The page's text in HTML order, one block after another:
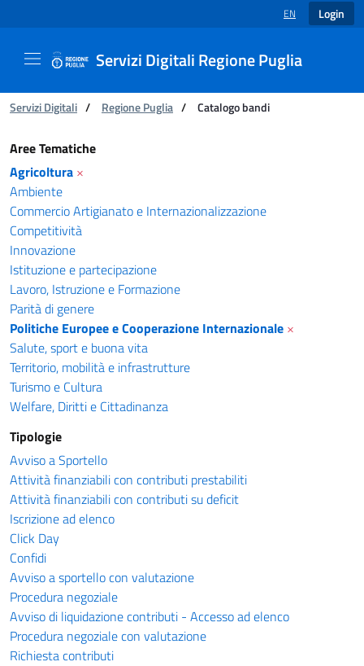
LANGUAGE
EN Login
Servizi Digitali Regione Puglia
You are:
Servizi Digitali / Regione Puglia / Catalogo bandi
Catalogo bandi - Servizi Digitali Regione
Aree Tematiche
Agricoltura ×
Ambiente
Commercio Artigianato e Internazionalizzazione
Competitività
Innovazione
Istituzione e partecipazione
Lavoro, Istruzione e Formazione
Parità di genere
Politiche Europee e Cooperazione Internazionale ×
Salute, sport e buona vita
Territorio, mobilità e infrastrutture
Turismo e Cultura
Welfare, Diritti e Cittadinanza
Tipologie
Avviso a Sportello
Attività finanziabili con contributi prestabiliti
Attività finanziabili con contributi su deficit
Iscrizione ad elenco
Click Day
Confidi
Avviso a sportello con valutazione
Procedura negoziale
Avviso di liquidazione contributi - Accesso ad elenco
Procedura negoziale con valutazione
Richiesta contributi